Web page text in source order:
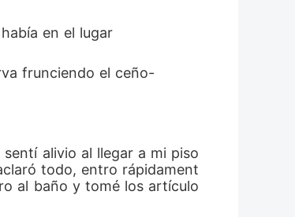
en el lugar
frunciendo el ceño-
alivio al llegar a mi piso
todo, entro rápidament
al baño y tomé los artículo